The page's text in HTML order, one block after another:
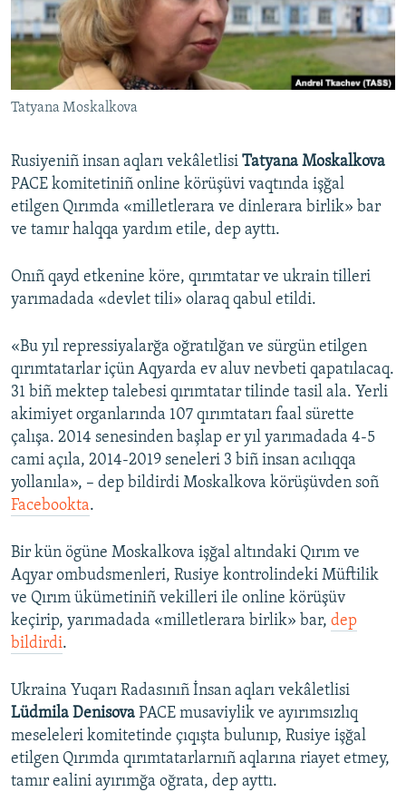
Русский
Українською
QOŞULIÑIZ!
RFE/RS bütün saytları
Tatyana Moskalkova
Rusiyeniñ insan aqları vekâletlisi Tatyana Moskalkova
PACE komitetiniñ online körüşüvi vaqtında işğal
etilgen Qırımda «milletlerara ve dinlerara birlik» bar
ve tamır halqqa yardım etile, dep ayttı.
Onıñ qayd etkenine köre, qırımtatar ve ukrain tilleri
yarımadada «devlet tili» olaraq qabul etildi.
«Bu yıl repressiyalarğa oğratılğan ve sürgün etilgen
qırımtatarlar içün Aqyarda ev aluv nevbeti qapatılacaq.
31 biñ mektep talebesi qırımtatar tilinde tasil ala. Yerli
akimiyet organlarında 107 qırımtatarı faal sürette
çalışa. 2014 senesinden başlap er yıl yarımadada 4-5
cami açıla, 2014-2019 seneleri 3 biñ insan acılıqqa
yollanıla», – dep bildirdi Moskalkova körüşüvden soñ
Facebookta.
Bir kün ögüne Moskalkova işğal altındaki Qırım ve
Aqyar ombudsmenleri, Rusiye kontrolindeki Müftilik
ve Qırım ükümetiniñ vekilleri ile online körüşüv
keçirip, yarımadada «milletlerara birlik» bar, dep
bildirdi.
Ukraina Yuqarı Radasınıñ İnsan aqları vekâletlisi
Lüdmila Denisova PACE musaviylik ve ayırımsızlıq
meseleleri komitetinde çıqışta bulunıp, Rusiye işğal
etilgen Qırımda qırımtatarlarnıñ aqlarına riayet etmey,
tamır ealini ayırımğa oğrata, dep ayttı.